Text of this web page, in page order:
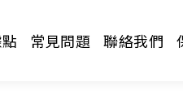
常見問題 聯絡我們